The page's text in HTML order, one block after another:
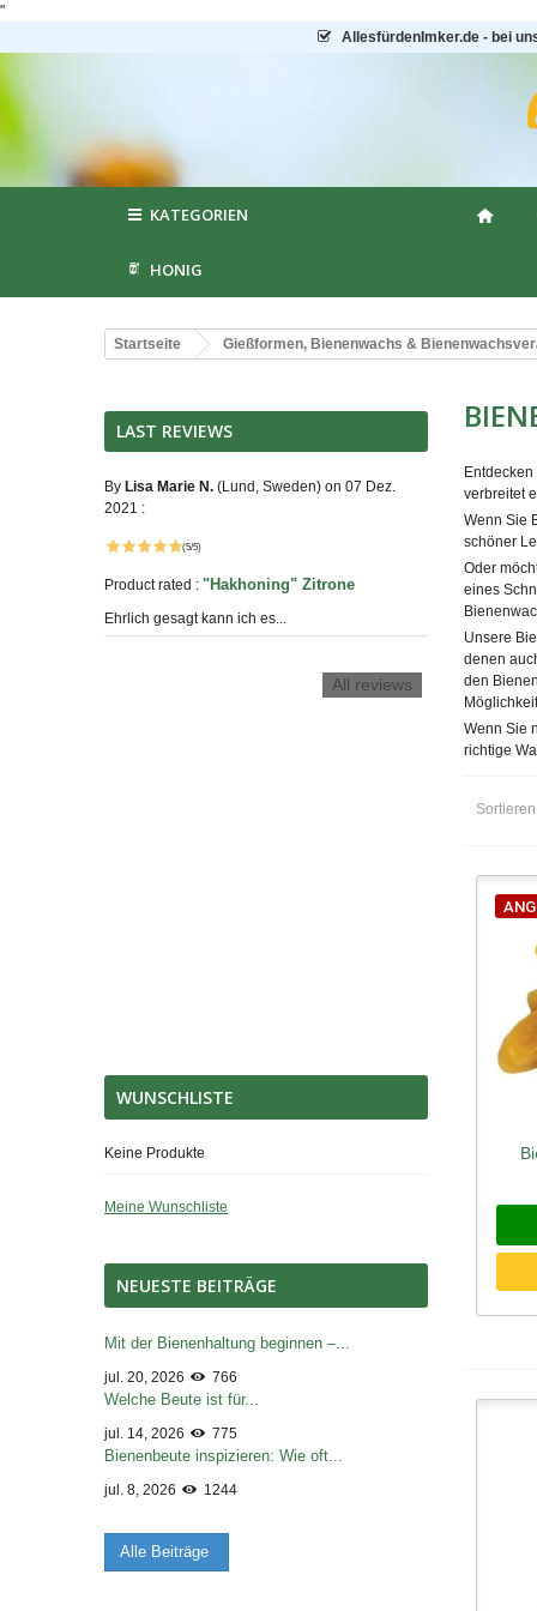
"
AllesfürdenImker.de - bei
KATEGORIEN
HONIG
Startseite Gießformen, Bienenwachs &
LAST REVIEWS
By Lisa Marie N. (Lund, Sweden) on 07 Dez.
2021 :
(5/5)
Product rated : "Hakhoning" Zitrone
Ehrlich gesagt kann ich es...
All reviews
WUNSCHLISTE
Keine Produkte
Meine Wunschliste
NEUESTE BEITRÄGE
Mit der Bienenhaltung beginnen –...
jul. 20, 2026 766
Welche Beute ist für...
jul. 14, 2026 775
Bienenbeute inspizieren: Wie oft...
jul. 8, 2026 1244
Alle Beiträge
verbreitet
Wenn Sie
schöner
Oder
eines
Unsere
denen
den
Wenn Sie
richtige